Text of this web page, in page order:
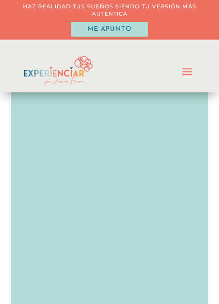
HAZ REALIDAD TUS SUEÑOS SIENDO TU VERSIÓN MÁS
AUTÉNTICA
ME APUNTO